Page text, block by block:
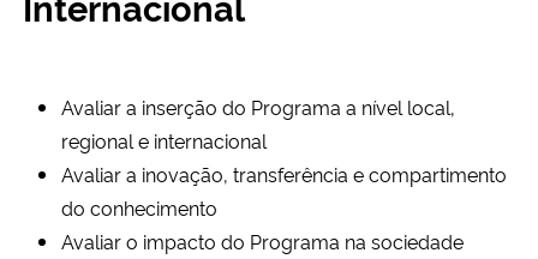
Avaliar a inserção do Programa a nível local,
regional e internacional
Avaliar a inovação, transferência e compartimento
do conhecimento
Avaliar o impacto do Programa na sociedade